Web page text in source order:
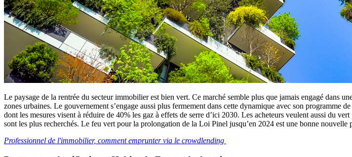
Le paysage de la rentrée du secteur immobilier est bien vert. Ce marché semble plus que jamais engagé dans
zones urbaines. Le gouvernement s’engage aussi plus fermement dans cette dynamique avec son
dont les mesures visent à réduire de 40% les gaz à effets de serre d’ici 2030. Les acheteurs veulent aussi du
sont les plus recherchés. Le feu vert pour la prolongation de la Loi Pinel jusqu’en 2024 est une bonne nouvelle
Professionnel de l'immobilier, comment emprunter via le crowdlending